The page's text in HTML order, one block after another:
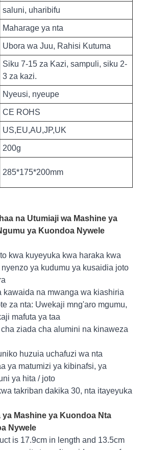
saluni, uharibifu
Maharage ya nta
Ubora wa Juu, Rahisi Kutuma
Siku 7-15 za Kazi, sampuli, siku 2-
3 za kazi.
Nyeusi, nyeupe
CE ROHS
US,EU,AU,JP,UK
200g
285*175*200mm
na Utumiaji wa Mashine ya
ya Kuondoa Nywele
kwa kuyeyuka kwa haraka kwa
ya kudumu ya kusaidia joto
kawaida na mwanga wa kiashiria
za nta: Uwekaji mng'aro mgumu,
mafuta ya taa
ziada cha alumini na kinaweza
huzuia uchafuzi wa nta
ya matumizi ya kibinafsi, ya
ya hita / joto
takriban dakika 30, nta itayeyuka
ya Mashine ya Kuondoa Nta
Nywele
is 17.9cm in length and 13.5cm